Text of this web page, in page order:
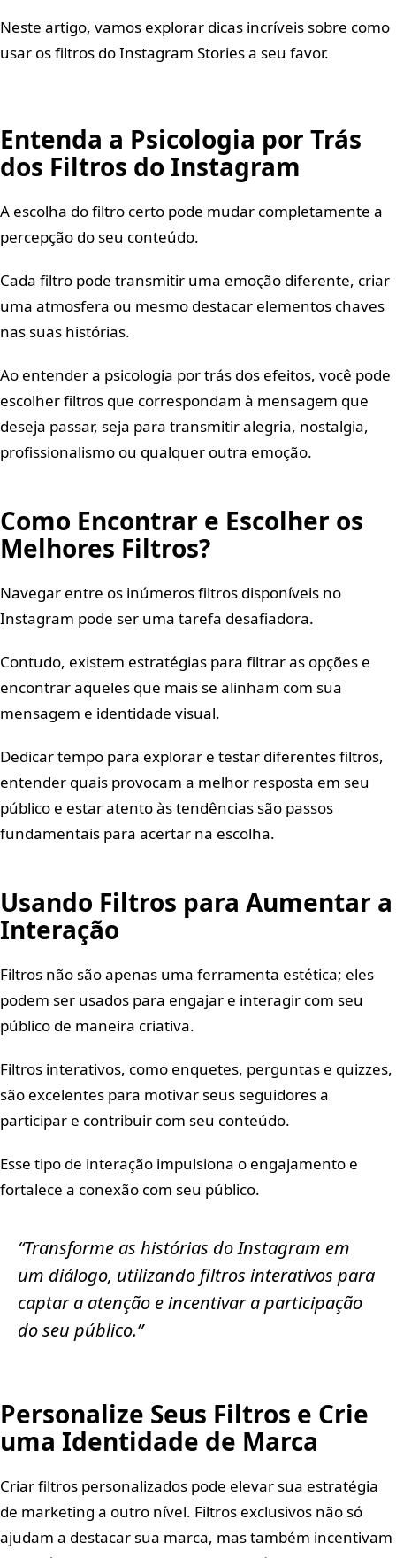
Neste artigo, vamos explorar dicas incríveis sobre como
usar os filtros do Instagram Stories a seu favor.
Entenda a Psicologia por Trás
dos Filtros do Instagram
A escolha do filtro certo pode mudar completamente a
percepção do seu conteúdo.
Cada filtro pode transmitir uma emoção diferente, criar
uma atmosfera ou mesmo destacar elementos chaves
nas suas histórias.
Ao entender a psicologia por trás dos efeitos, você pode
escolher filtros que correspondam à mensagem que
deseja passar, seja para transmitir alegria, nostalgia,
profissionalismo ou qualquer outra emoção.
Como Encontrar e Escolher os
Melhores Filtros?
Navegar entre os inúmeros filtros disponíveis no
Instagram pode ser uma tarefa desafiadora.
Contudo, existem estratégias para filtrar as opções e
encontrar aqueles que mais se alinham com sua
mensagem e identidade visual.
Dedicar tempo para explorar e testar diferentes filtros,
entender quais provocam a melhor resposta em seu
público e estar atento às tendências são passos
fundamentais para acertar na escolha.
Usando Filtros para Aumentar a
Interação
Filtros não são apenas uma ferramenta estética; eles
podem ser usados para engajar e interagir com seu
público de maneira criativa.
Filtros interativos, como enquetes, perguntas e quizzes,
são excelentes para motivar seus seguidores a
participar e contribuir com seu conteúdo.
Esse tipo de interação impulsiona o engajamento e
fortalece a conexão com seu público.
“Transforme as histórias do Instagram em
um diálogo, utilizando filtros interativos para
captar a atenção e incentivar a participação
do seu público.”
Personalize Seus Filtros e Crie
uma Identidade de Marca
Criar filtros personalizados pode elevar sua estratégia
de marketing a outro nível. Filtros exclusivos não só
ajudam a destacar sua marca, mas também incentivam